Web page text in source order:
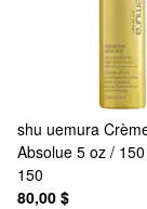
shu uemura
Absolue 5 oz /
150
80,00 $